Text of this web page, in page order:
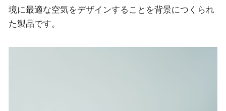
境に最適な空気をデザインすることを背景につくられ
た製品です。